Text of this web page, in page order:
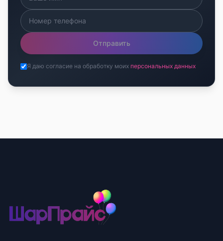
Отправить
Я даю согласие на обработку моих персональных данных